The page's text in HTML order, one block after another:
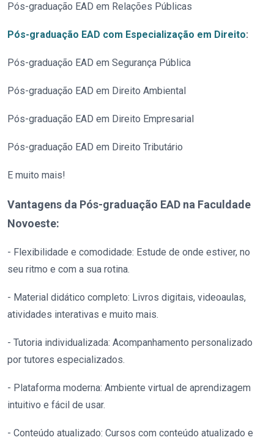
Pós-graduação EAD em Relações Públicas
Pós-graduação EAD com Especialização em Direito:
Pós-graduação EAD em Segurança Pública
Pós-graduação EAD em Direito Ambiental
Pós-graduação EAD em Direito Empresarial
Pós-graduação EAD em Direito Tributário
E muito mais!
Vantagens da Pós-graduação EAD na Faculdade
Novoeste:
- Flexibilidade e comodidade: Estude de onde estiver, no
seu ritmo e com a sua rotina.
- Material didático completo: Livros digitais, videoaulas,
atividades interativas e muito mais.
- Tutoria individualizada: Acompanhamento personalizado
por tutores especializados.
- Plataforma moderna: Ambiente virtual de aprendizagem
intuitivo e fácil de usar.
- Conteúdo atualizado: Cursos com conteúdo atualizado e